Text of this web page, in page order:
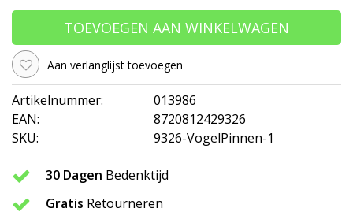
TOEVOEGEN AAN WINKELWAGEN
Aan verlanglijst toevoegen
Artikelnummer:
013986
EAN:
8720812429326
SKU:
9326-VogelPinnen-1
30 Dagen Bedenktijd
Gratis Retourneren